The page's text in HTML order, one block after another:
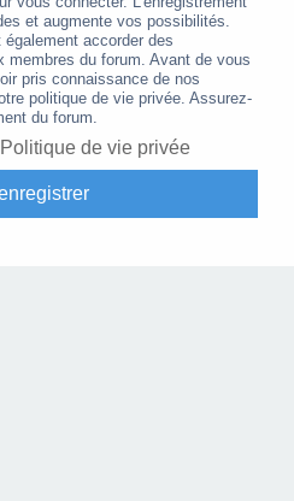
et augmente vos possibilités.
également accorder des
membres du forum. Avant de vous
pris connaissance de nos
politique de vie privée. Assurez-
du forum.
Politique de vie privée